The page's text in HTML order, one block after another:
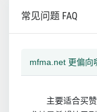
常见问题 FAQ
mfma.net 更偏向
主要适合买